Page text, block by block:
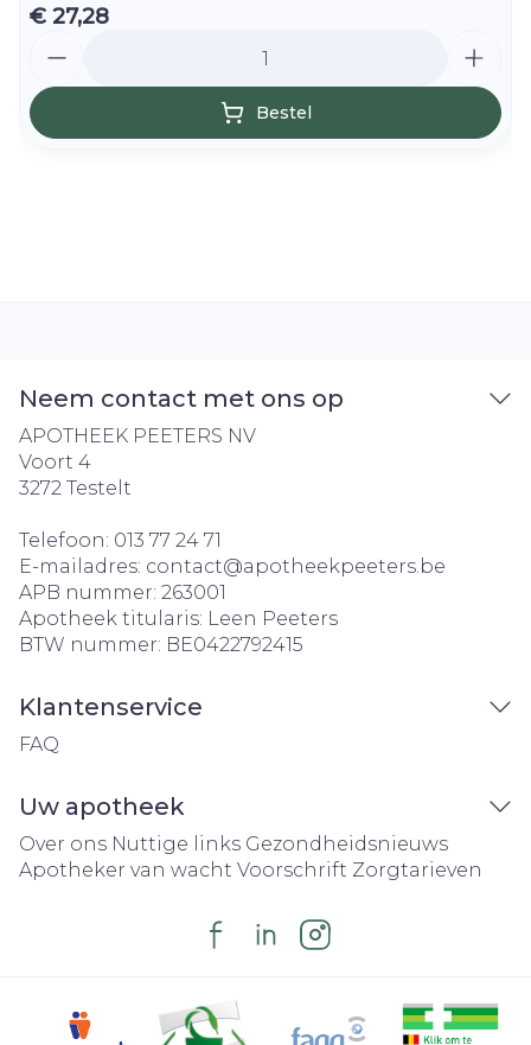
€ 27,28
Bestel
Neem contact met ons op
APOTHEEK PEETERS NV
Voort 4
3272 Testelt
Telefoon: 013 77 24 71
E-mailadres: contact@apotheekpeeters.be
APB nummer: 263001
Apotheek titularis: Leen Peeters
BTW nummer: BE0422792415
Klantenservice
FAQ
Uw apotheek
Over ons Nuttige links Gezondheidsnieuws
Apotheker van wacht Voorschrift Zorgtarieven